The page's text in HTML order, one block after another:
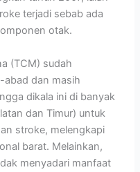
terjadi sebab ada
otak.
(TCM) sudah
abad dan masih
dikala ini di banyak
dan Timur) untuk
stroke, melengkapi
barat. Melainkan,
menyadari manfaat